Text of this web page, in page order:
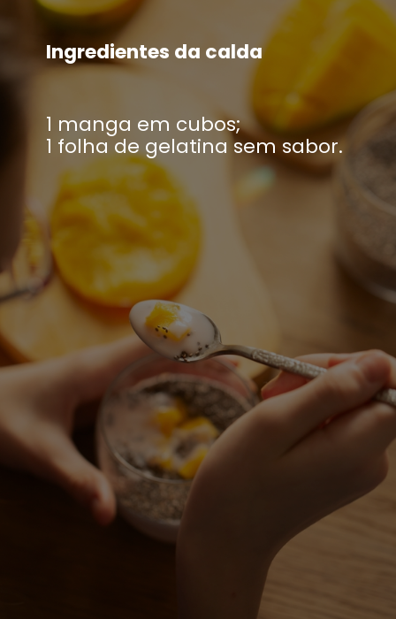
Ingredientes da calda
1 manga em cubos;
1 folha de gelatina sem sabor.